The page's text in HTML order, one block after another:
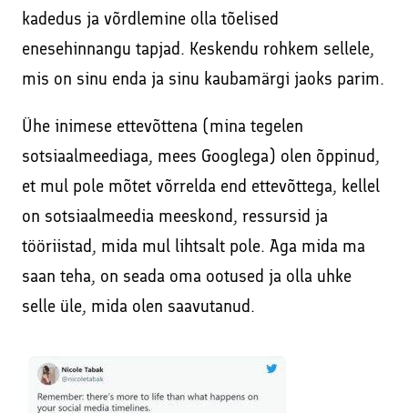
kadedus ja võrdlemine olla tõelised
enesehinnangu tapjad. Keskendu rohkem sellele,
mis on sinu enda ja sinu kaubamärgi jaoks parim.
Ühe inimese ettevõttena (mina tegelen
sotsiaalmeediaga, mees Googlega) olen õppinud,
et mul pole mõtet võrrelda end ettevõttega, kellel
on sotsiaalmeedia meeskond, ressursid ja
tööriistad, mida mul lihtsalt pole. Aga mida ma
saan teha, on seada oma ootused ja olla uhke
selle üle, mida olen saavutanud.